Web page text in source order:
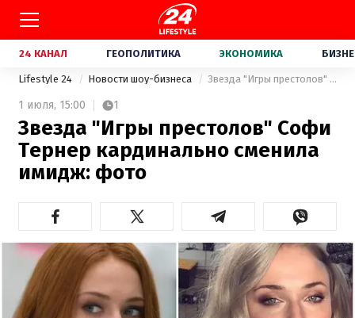
24 КАНАЛ ГЕОПОЛИТИКА ЭКОНОМИКА
Lifestyle 24 Новости шоу-бизнеса Звезда "Игры престолов" Софи Тернер кардинально сменила имидж: фото
1 июля, 15:00 1
Звезда "Игры престолов" Софи
Тернер кардинально сменила
имидж: фото